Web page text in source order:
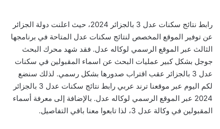
رابط نتائج سكنات عدل 3 بالجزائر 2024، حيث اعلنت دولة الجزائر
عن توفير الموقع المخصص لنتائج سكنات عدل المتاحة في برنامجها
الثالث عبر الموقع الرسمي لوكاله عدل. فقد شهد محرك البحث
جوجل بشكل كبير عمليات البحث عن اسماء المقبولين في سكنات
عدل 3 بالجزائر عقب اقتراب صدورها بشكل رسمي. لذلك سنضع
لكم اليوم عبر موقعنا ترند عربي رابط نتائج سكنات عدل 3 بالجزائر
2024 عبر الموقع الرسمي لوكاله عدل. بالإضافة إلى معرفة أسماء
المقبولين في وكالة عدل 3، لذا تابعوا معنا باقي التفاصيل.